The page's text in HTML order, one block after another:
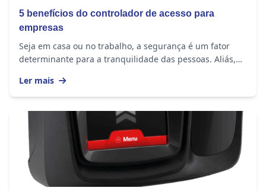
5 benefícios do controlador de acesso para
empresas
Seja em casa ou no trabalho, a segurança é um fator
determinante para a tranquilidade das pessoas. Aliás,
Ler mais